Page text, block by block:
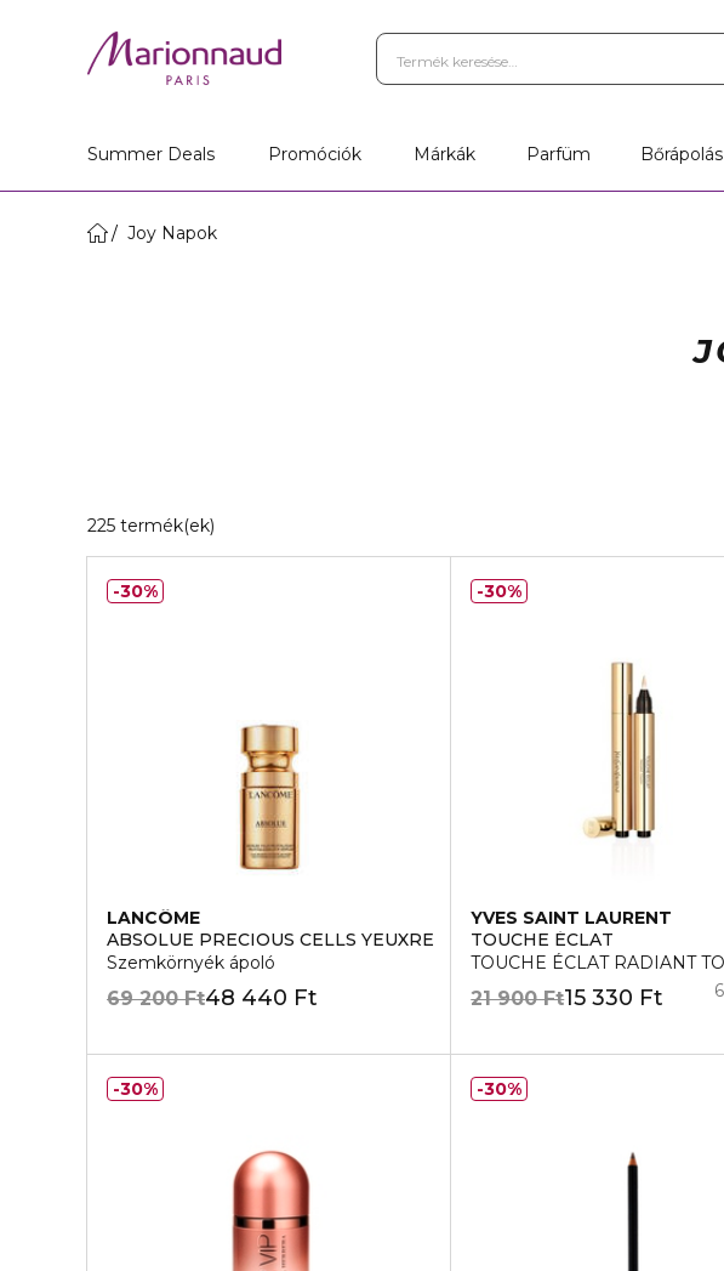
Summer Deals Promóciók Márkák Parfüm Bőrápolás
Joy Napok
225 termék(ek)
LANCÔME
ABSOLUE PRECIOUS CELLS YEUXRE
Szemkörnyék ápoló
48 440 Ft
69 200 Ft
30%
YVES SAINT LAURENT
TOUCHE ÉCLAT
TOUCHE ÉCLAT RADIANT
15 330 Ft
21 900 Ft
30%
30% 30%